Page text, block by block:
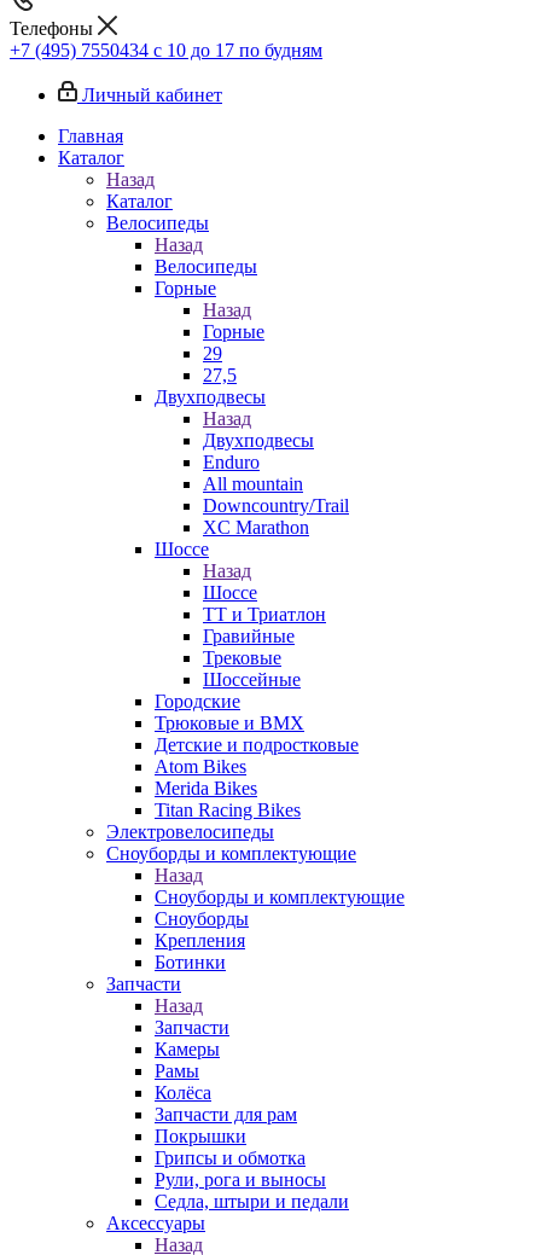
Телефоны
+7 (495) 7550434 с 10 до 17 по будням
Личный кабинет
Главная
Каталог
Назад
Каталог
Велосипеды
Назад
Велосипеды
Горные
Назад
Горные
29
27,5
Двухподвесы
Назад
Двухподвесы
Enduro
All mountain
Downcountry/Trail
XC Marathon
Шоссе
Назад
Шоссе
ТТ и Триатлон
Гравийные
Трековые
Шоссейные
Городские
Трюковые и BMX
Детские и подростковые
Atom Bikes
Merida Bikes
Titan Racing Bikes
Электровелосипеды
Cноуборды и комплектующие
Назад
Cноуборды и комплектующие
Сноуборды
Крепления
Ботинки
Запчасти
Назад
Запчасти
Камеры
Рамы
Колёса
Запчасти для рам
Покрышки
Грипсы и обмотка
Рули, рога и выносы
Седла, штыри и педали
Аксессуары
Назад